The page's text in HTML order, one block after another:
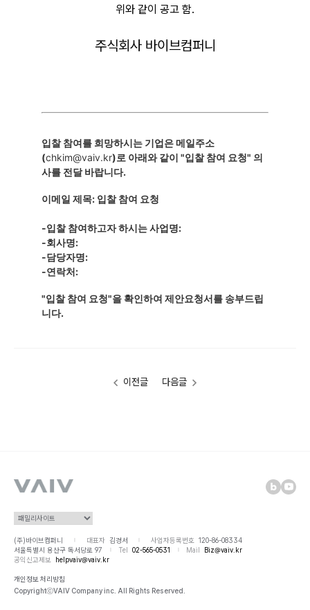
위와 같이 공고 함.
주식회사 바이브컴퍼니
입찰 참여를 희망하시는 기업은 메일주소
(chkim@vaiv.kr)로 아래와 같이 "입찰 참여 요청" 의
사를 전달 바랍니다.
이메일 제목: 입찰 참여 요청
-입찰 참여하고자 하시는 사업명:
-회사명:
-담당자명:
-연락처:
"입찰 참여 요청"을 확인하여 제안요청서를 송부드립
니다.
이전글 다음글
(주)바이브컴퍼니 대표자 김경서 사업자등록번호 120-86-08334
서울특별시 용산구 독서당로 97
Tel 02-565-0531 Mail
Biz@vaiv.kr
공익신고제보
helpvaiv@vaiv.kr
개인정보 처리방침
CopyrightⓒVAIV Company inc. All Rights Reserved.